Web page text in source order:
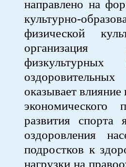
направлено на
культурно-
физической
организация
физкультурных
оказывает
экономического
развития спорта
оздоровления
подростков к
нагрузки на